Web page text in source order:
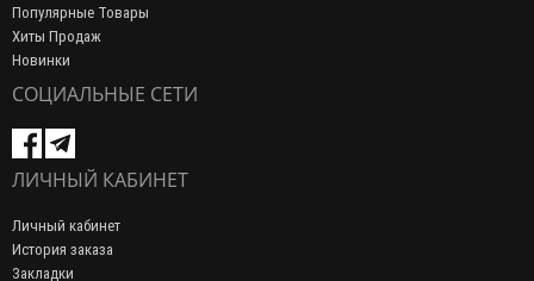
Популярные Товары
Хиты Продаж
Новинки
СОЦИАЛЬНЫЕ СЕТИ
ЛИЧНЫЙ КАБИНЕТ
Личный кабинет
История заказа
Закладки